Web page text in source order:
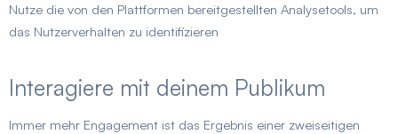
Nutze die von den Plattformen bereitgestellten Analysetools, um
das Nutzerverhalten zu identifizieren
Interagiere mit deinem Publikum
Immer mehr Engagement ist das Ergebnis einer zweiseitigen